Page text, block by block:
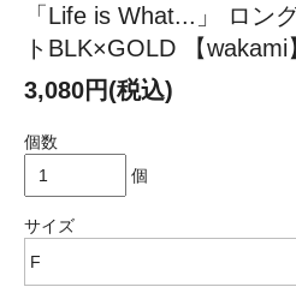
「Life is What...」 ロン
トBLK×GOLD 【wakami
3,080円(税込)
個数
個
サイズ